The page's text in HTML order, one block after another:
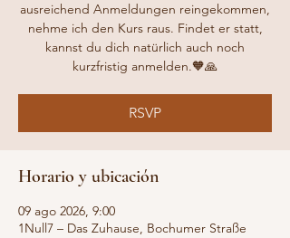
ausreichend Anmeldungen reingekommen,
nehme ich den Kurs raus. Findet er statt,
kannst du dich natürlich auch noch
RSVP
Horario y ubicación
09 ago 2026, 9:00
1Null7 – Das Zuhause, Bochumer Straße